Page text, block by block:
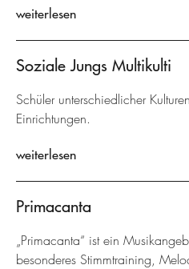
weiterlesen
Soziale Jungs Multikulti
Schüler unterschiedlicher
Einrichtungen.
weiterlesen
Primacanta
„Primacanta“ ist ein
besonderes Stimmtraining,